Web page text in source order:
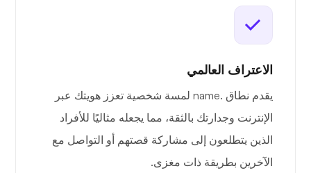
الاعتراف العالمي
يقدم نطاق .name لمسة شخصية تعزز هويتك عبر
الإنترنت وجدارتك بالثقة، مما يجعله مثاليًا للأفراد
الذين يتطلعون إلى مشاركة قصتهم أو التواصل مع
الآخرين بطريقة ذات مغزى.